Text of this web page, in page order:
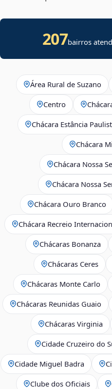
207bairros
Área Rural de Suzano
Centro
Chácara Estância
Chácara
Chácara Nossa
Chácara Nossa
Chácara Ouro Branco
Chácara Recreio
Chácaras Bonanza
Chácaras Ceres
Chácaras Monte Carlo
Chácaras Reunidas Guaio
Chácaras Virginia
Cidade Cruzeiro do
Cidade Miguel Badra
Clube dos Oficiais